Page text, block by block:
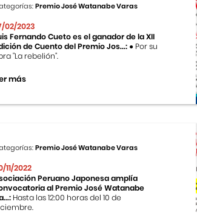
Premio José Watanabe Varas
02/2023
Fernando Cueto es el ganador de la XII
de Cuento del Premio Jos...: ● Por su
"La rebelión".
más
Premio José Watanabe Varas
11/2022
Peruano Japonesa amplía
al Premio José Watanabe
Hasta las 12:00 horas del 10 de